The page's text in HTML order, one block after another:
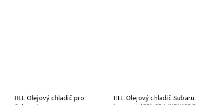
HEL Olejový chladič pro
HEL Olejový chladič Subaru